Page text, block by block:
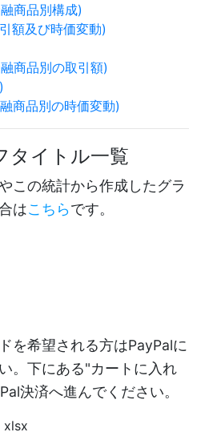
商品別構成)
額及び時価変動)
商品別の取引額)
商品別の時価変動)
タイトル一覧
この統計から作成したグラ
はこちらです。
を希望される方はPayPalに
。下にある"カートに入れ
決済へ進んでください。
xlsx